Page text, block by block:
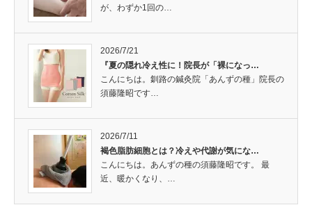
が、わずか1回の…
2026/7/21
『夏の隠れ冷え性に！院長が「裸になっ…
こんにちは。釧路の鍼灸院「あんずの種」院長の
須藤隆昭です…
2026/7/11
褐色脂肪細胞とは？冷えや代謝が気にな…
こんにちは。あんずの種の須藤隆昭です。 最
近、暖かくなり、…